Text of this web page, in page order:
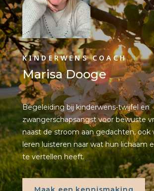
KINDERWENS COACH
Marisa Dooge
Begeleiding bij kinderwens-twijfel en
zwangerschapsangst voor bewuste
naast de stroom aan gedachten, ook
leren luisteren naar wat hun lichaam
te vertellen heeft.